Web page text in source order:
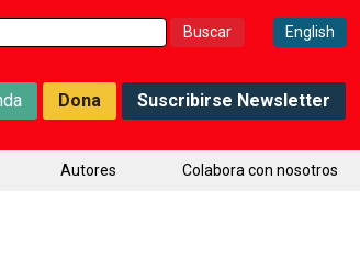
English
Dona Suscribirse Newsletter
Autores Colabora con nosotros